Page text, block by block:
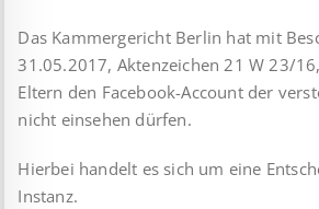
Das Kammergericht Berlin hat mit
31.05.2017, Aktenzeichen 21 W 23/
Eltern den Facebook-Account der
nicht einsehen dürfen.
Hierbei handelt es sich um eine
Instanz.